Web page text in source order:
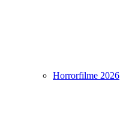
Horrorfilme 2026